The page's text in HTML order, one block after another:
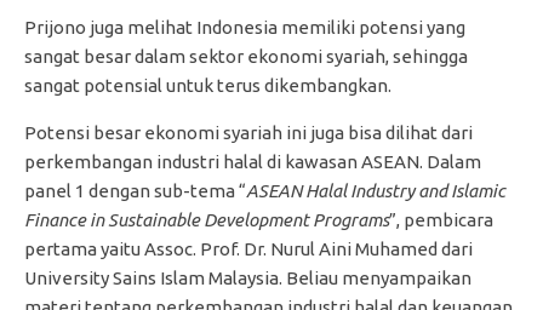
Prijono juga melihat Indonesia memiliki potensi yang
sangat besar dalam sektor ekonomi syariah, sehingga
sangat potensial untuk terus dikembangkan.
Potensi besar ekonomi syariah ini juga bisa dilihat dari
perkembangan industri halal di kawasan ASEAN. Dalam
panel 1 dengan sub-tema “ASEAN Halal Industry and Islamic
Finance in Sustainable Development Programs”, pembicara
pertama yaitu Assoc. Prof. Dr. Nurul Aini Muhamed dari
University Sains Islam Malaysia. Beliau menyampaikan